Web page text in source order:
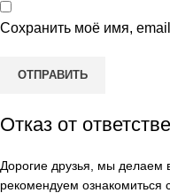
Сохранить моё имя,
Отказ от
Дорогие друзья, мы делаем
рекомендуем ознакомиться